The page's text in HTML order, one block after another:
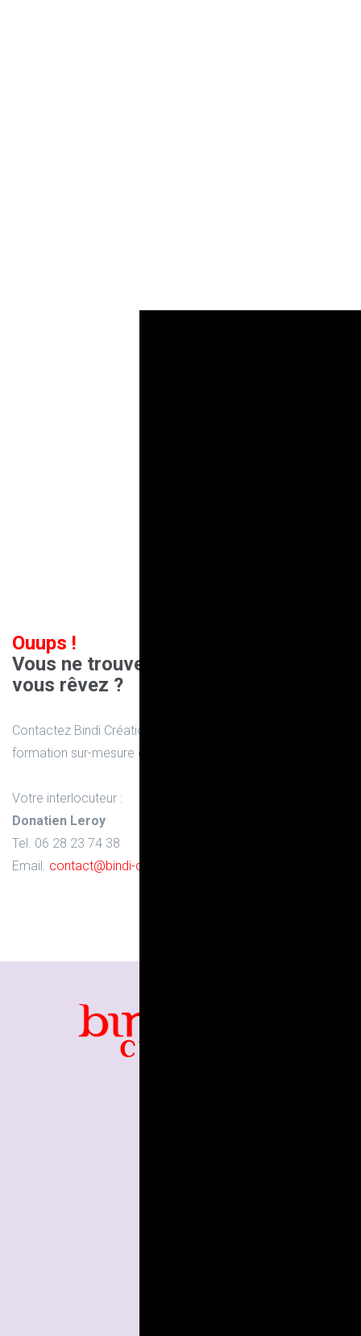
Ouups !
Vous ne trouvez pas la formation dont
vous rêvez ?
Contactez Bindi Création pour en discuter et concevoir la
formation sur-mesure que vous souhaitez :
Votre interlocuteur :
Donatien Leroy
Tel. 06 28 23 74 38
Email. contact@bindi-creation.com